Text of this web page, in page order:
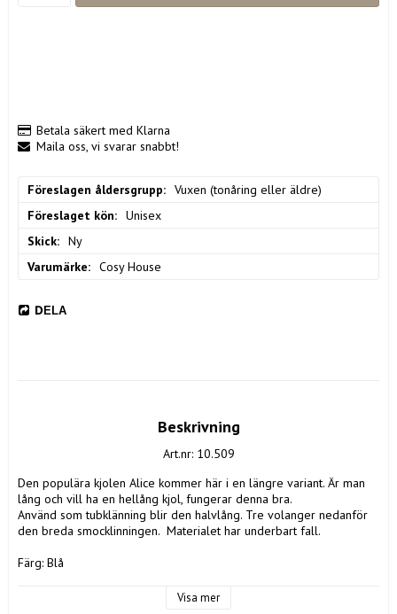
Betala säkert med Klarna
Maila oss, vi svarar snabbt!
Föreslagen åldersgrupp
Vuxen (tonåring eller äldre)
Föreslaget kön
Unisex
Skick
Ny
Varumärke
Cosy House
DELA
Beskrivning
Art.nr: 10.509
Den populära kjolen Alice kommer här i en längre variant. Är man
lång och vill ha en hellång kjol, fungerar denna bra.
Använd som tubklänning blir den halvlång. Tre volanger nedanför
den breda smocklinningen.  Materialet har underbart fall.
Färg: Blå
Visa mer